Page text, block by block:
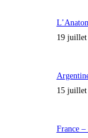
19 juillet
15 juillet
France